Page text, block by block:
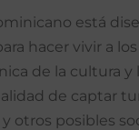
está
hacer vivir a
de la cultura y
de captar
otros posibles